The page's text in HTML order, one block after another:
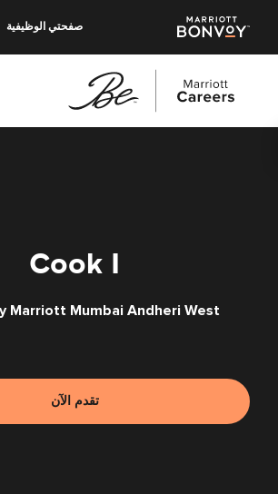
صفحتي الوظيفية
Cook I
Marriott Mumbai Andheri West
تقدم الآن